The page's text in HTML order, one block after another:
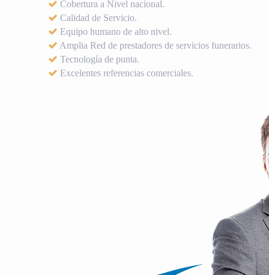
Cobertura a Nivel nacional.
Calidad de Servicio.
Equipo humano de alto nivel.
Amplia Red de prestadores de servicios funerarios.
Tecnología de punta.
Excelentes referencias comerciales.